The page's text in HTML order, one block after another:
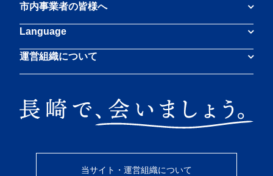
市内事業者の皆様へ
Language
運営組織について
当サイト・運営組織について